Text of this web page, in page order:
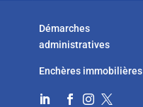
Démarches
administratives
Enchères immobilières
   